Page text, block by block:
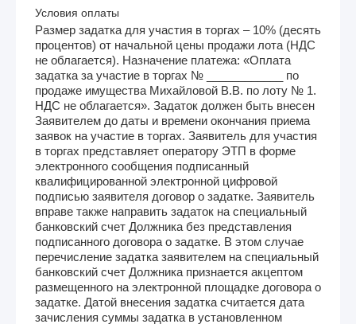
Условия оплаты
Размер задатка для участия в торгах – 10% (десять
процентов) от начальной цены продажи лота (НДС
не облагается). Назначение платежа: «Оплата
задатка за участие в торгах № ____________ по
продаже имущества Михайловой В.В. по лоту № 1.
НДС не облагается». Задаток должен быть внесен
Заявителем до даты и времени окончания приема
заявок на участие в торгах. Заявитель для участия
в торгах представляет оператору ЭТП в форме
электронного сообщения подписанный
квалифицированной электронной цифровой
подписью заявителя договор о задатке. Заявитель
вправе также направить задаток на специальный
банковский счет Должника без представления
подписанного договора о задатке. В этом случае
перечисление задатка заявителем на специальный
банковский счет Должника признается акцептом
размещенного на электронной площадке договора о
задатке. Датой внесения задатка считается дата
зачисления суммы задатка в установленном